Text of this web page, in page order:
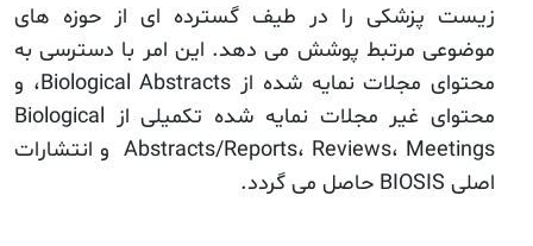
زیست پزشکی را در طیف گسترده ای از حوزه های
موضوعی مرتبط پوشش می دهد. این امر با دسترسی به
محتوای مجلات نمایه شده از Biological Abstracts، و
محتوای غیر مجلات نمایه شده تکمیلی از Biological
Abstracts/Reports، Reviews، Meetings و انتشارات
اصلی BIOSIS حاصل می گردد.